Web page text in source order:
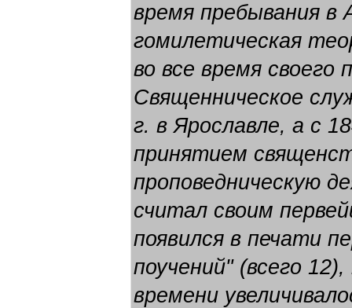
время пребывания в
гомилетическая
во все время своего
Священническое
г. в Ярославле, а с
принятием
проповедническую
считал своим
появился в печати
поучений" (всего
времени